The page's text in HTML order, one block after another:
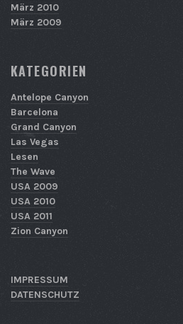
März 2010
März 2009
KATEGORIEN
Antelope Canyon
Barcelona
Grand Canyon
Las Vegas
Lesen
The Wave
USA 2009
USA 2010
USA 2011
Zion Canyon
IMPRESSUM
DATENSCHUTZ